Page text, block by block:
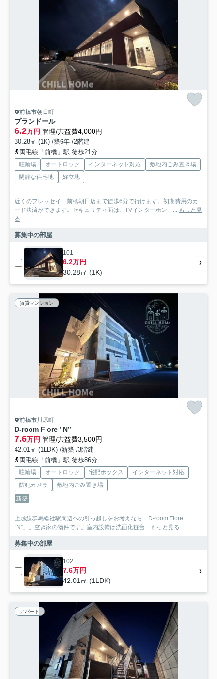
前橋市朝日町
プランドール
6.2万円 管理/共益費4,000円
30.28㎡ (1K) /築6年 /2階建
両毛線「前橋」駅 徒歩21分
駐輪場 オートロック インターネット対応
敷地内ごみ置き場
閑静な住宅地
好立地
近くのフレッセイ 前橋朝日店まで徒歩6分で行けます。初期費用のカ
ード決済ができます。セキュリティ面は、TVインターホン・... もっと見
る
募集中の部屋
101
6.2万円
30.28㎡ (1K)
賃貸マンション
前橋市川原町
D-room Fiore ”N”
7.6万円 管理/共益費3,500円
42.01㎡ (1LDK) /新築 /3階建
両毛線「前橋」駅 徒歩86分
駐輪場 オートロック 宅配ボックス
インターネット対応
防犯カメラ
敷地内ごみ置き場
新築
上越線群馬総社駅周辺への引っ越しをお考えなら「D-room Fiore
”N”」。空き家の物件です。室内設備は洗面化粧台... もっと見る
募集中の部屋
102
7.6万円
42.01㎡ (1LDK)
アパート